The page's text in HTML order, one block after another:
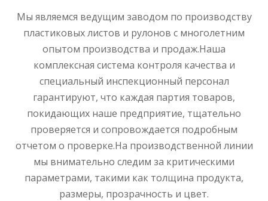
Мы являемся ведущим заводом по производству
пластиковых листов и рулонов с многолетним
опытом производства и продаж.Наша
комплексная система контроля качества и
специальный инспекционный персонал
гарантируют, что каждая партия товаров,
покидающих наше предприятие, тщательно
проверяется и сопровождается подробным
отчетом о проверке.На производственной линии
мы внимательно следим за критическими
параметрами, такими как толщина продукта,
размеры, прозрачность и цвет.